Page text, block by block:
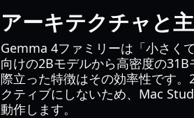
アーキテクチャと
Gemma 4ファミリーは「小さく
向けの2Bモデルから高密度の
際立った特徴はその効率性です
クティブにしないため、Mac
動作します。